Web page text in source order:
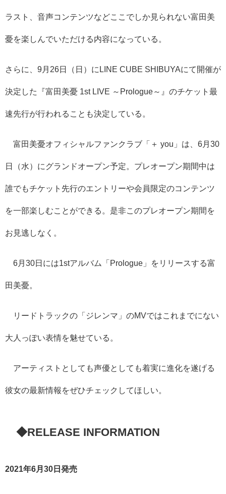
ラスト、音声コンテンツなどここでしか見られない富田美
憂を楽しんでいただける内容になっている。
さらに、9月26日（日）にLINE CUBE SHIBUYAにて開催が
決定した『富田美憂 1st LIVE ～Prologue～』のチケット最
速先行が行われることも決定している。
富田美憂オフィシャルファンクラブ「＋ you」は、6月30
日（水）にグランドオープン予定。プレオープン期間中は
誰でもチケット先行のエントリーや会員限定のコンテンツ
を一部楽しむことができる。是非このプレオープン期間を
お見逃しなく。
6月30日には1stアルバム「Prologue」をリリースする富
田美憂。
リードトラックの「ジレンマ」のMVではこれまでにない
大人っぽい表情を魅せている。
アーティストとしても声優としても着実に進化を遂げる
彼女の最新情報をぜひチェックしてほしい。
◆RELEASE INFORMATION
2021年6月30日発売